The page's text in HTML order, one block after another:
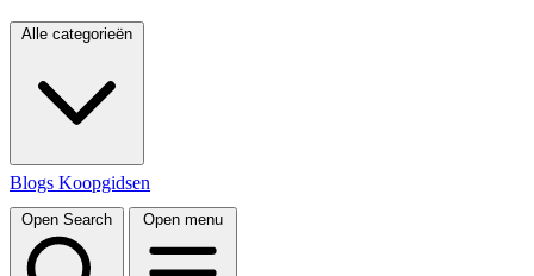
Alle categorieën
Blogs Koopgidsen
Open Search Open menu